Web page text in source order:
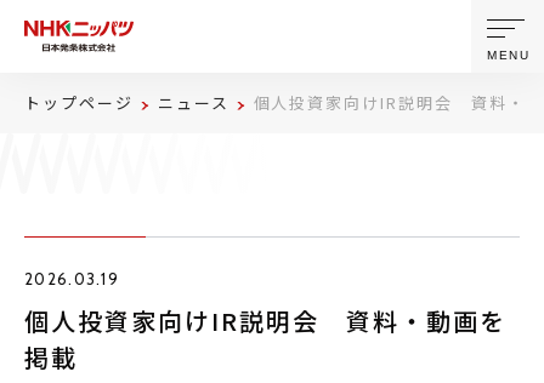
製品・技術
ニュース
MENU
トップページ ニュース 個人投資家向けIR説明会 資料・
2026.03.19
個人投資家向けIR説明会 資料・動画を
掲載